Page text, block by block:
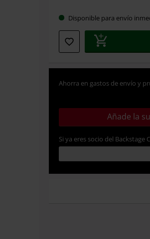
Elige
tu
talla
Disponible para envío
Ahorra en gastos de envío y
Añade la
Si ya eres socio del Backstage